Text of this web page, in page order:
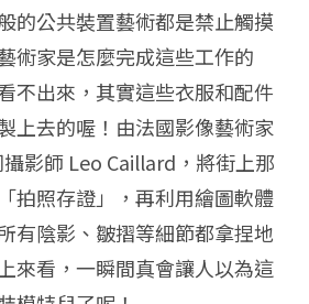
的公共裝置藝術都是禁止觸摸
術家是怎麼完成這些工作的
不出來，其實這些衣服和配件
上去的喔！由法國影像藝術家
影師 Leo Caillard，將街上那
拍照存證」，再利用繪圖軟體
有陰影、皺摺等細節都拿捏地
來看，一瞬間真會讓人以為這